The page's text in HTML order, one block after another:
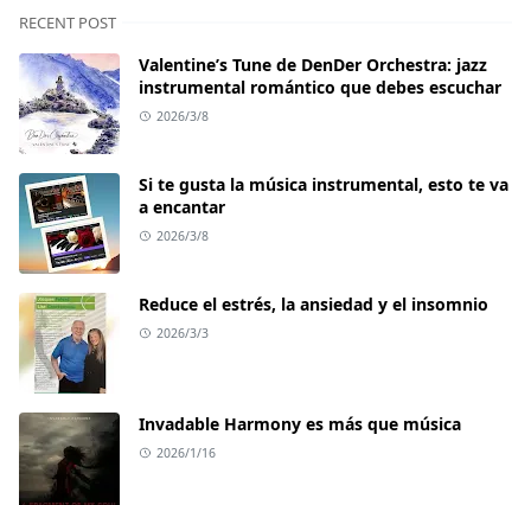
RECENT POST
Valentine’s Tune de DenDer Orchestra: jazz
instrumental romántico que debes escuchar
2026/3/8
Si te gusta la música instrumental, esto te va
a encantar
2026/3/8
Reduce el estrés, la ansiedad y el insomnio
2026/3/3
Invadable Harmony es más que música
2026/1/16